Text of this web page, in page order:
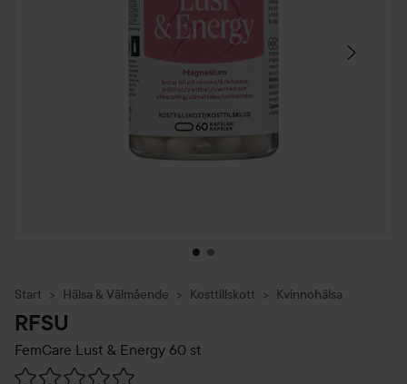
Start Hälsa & Välmående Kosttillskott Kvinnohälsa
RFSU
FemCare Lust & Energy 60 st
Hoppa till Betyg & kommentarer